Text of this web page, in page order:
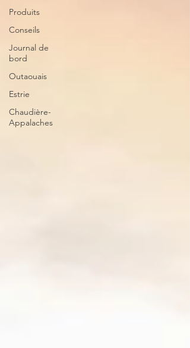
Produits
Conseils
Journal de
bord
Outaouais
Estrie
Chaudière-
Appalaches